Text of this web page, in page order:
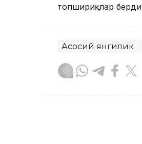
топшириқлар
Асосий янгилик